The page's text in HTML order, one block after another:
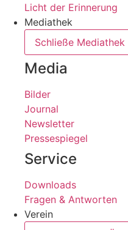
Licht der Erinnerung
Mediathek
Schließe Mediathek
Media
Bilder
Journal
Newsletter
Pressespiegel
Service
Downloads
Fragen & Antworten
Verein